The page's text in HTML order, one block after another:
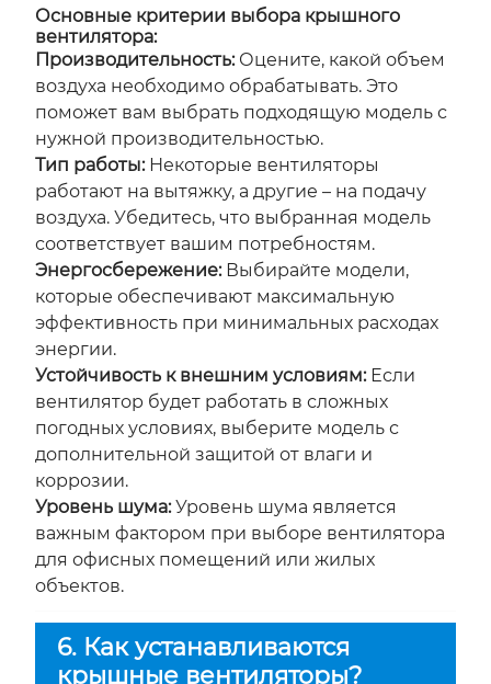
Основные критерии выбора крышного
вентилятора:
Производительность:Оцените, какой объем
воздуха необходимо обрабатывать. Это
поможет вам выбрать подходящую модель с
нужной производительностью.
Тип работы:Некоторые вентиляторы
работают на вытяжку, а другие – на подачу
воздуха. Убедитесь, что выбранная модель
соответствует вашим потребностям.
Энергосбережение:Выбирайте модели,
которые обеспечивают максимальную
эффективность при минимальных расходах
энергии.
Устойчивость к внешним условиям:Если
вентилятор будет работать в сложных
погодных условиях, выберите модель с
дополнительной защитой от влаги и
коррозии.
Уровень шума:Уровень шума является
важным фактором при выборе вентилятора
для офисных помещений или жилых
объектов.
6. Как устанавливаются
крышные вентиляторы?